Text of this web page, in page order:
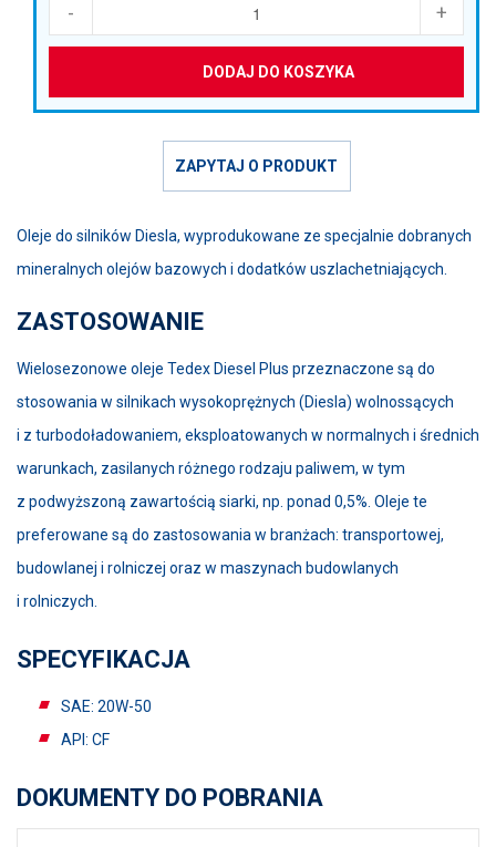
+
-
DODAJ DO KOSZYKA
ZAPYTAJ O PRODUKT
Oleje do silników Diesla, wyprodukowane ze specjalnie dobranych
mineralnych olejów bazowych i dodatków uszlachetniających.
ZASTOSOWANIE
Wielosezonowe oleje Tedex Diesel Plus przeznaczone są do
stosowania w silnikach wysokoprężnych (Diesla) wolnossących
i z turbodoładowaniem, eksploatowanych w normalnych i średnich
warunkach, zasilanych różnego rodzaju paliwem, w tym
z podwyższoną zawartością siarki, np. ponad 0,5%. Oleje te
preferowane są do zastosowania w branżach: transportowej,
budowlanej i rolniczej oraz w maszynach budowlanych
i rolniczych.
SPECYFIKACJA
SAE: 20W-50
API: CF
DOKUMENTY DO POBRANIA